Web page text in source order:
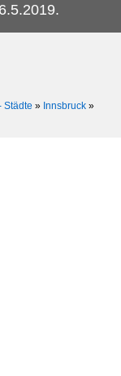
Städte » Innsbruck »